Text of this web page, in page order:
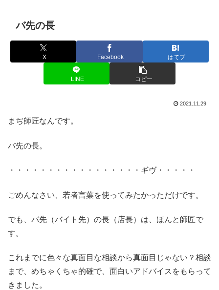
バ先の長
X Facebook はてブ
LINE コピー
2021.11.29
まぢ師匠なんです。
バ先の長。
・・・・・・・・・・・・・・・・・ギヴ・・・・・
ごめんなさい、若者言葉を使ってみたかっただけです。
でも、バ先（バイト先）の長（店長）は、ほんと師匠で
す。
これまでに色々な真面目な相談から真面目じゃない？相談
まで、めちゃくちゃ的確で、面白いアドバイスをもらって
きました。